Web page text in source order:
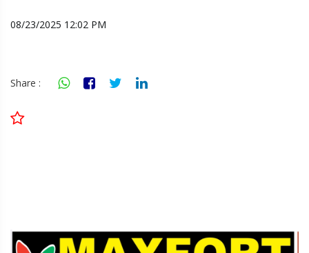
08/23/2025 12:02 PM
Share :